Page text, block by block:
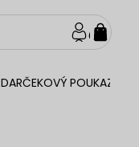
DARČEKOVÝ POUKAZ